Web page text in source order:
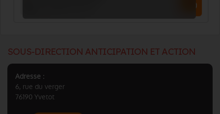
SOUS-DIRECTION ANTICIPATION ET ACTION
Adresse :
6, rue du verger
76190 Yvetot